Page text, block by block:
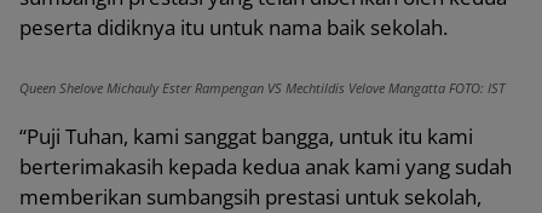
peserta didiknya itu untuk nama baik sekolah.
Queen Shelove Michauly Ester Rampengan VS Mechtildis Velove Mangatta FOTO: IST
“Puji Tuhan, kami sanggat bangga, untuk itu kami
berterimakasih kepada kedua anak kami yang sudah
memberikan sumbangsih prestasi untuk sekolah,